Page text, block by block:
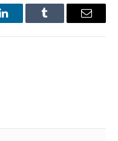
LinkedInTumblr Имэйл